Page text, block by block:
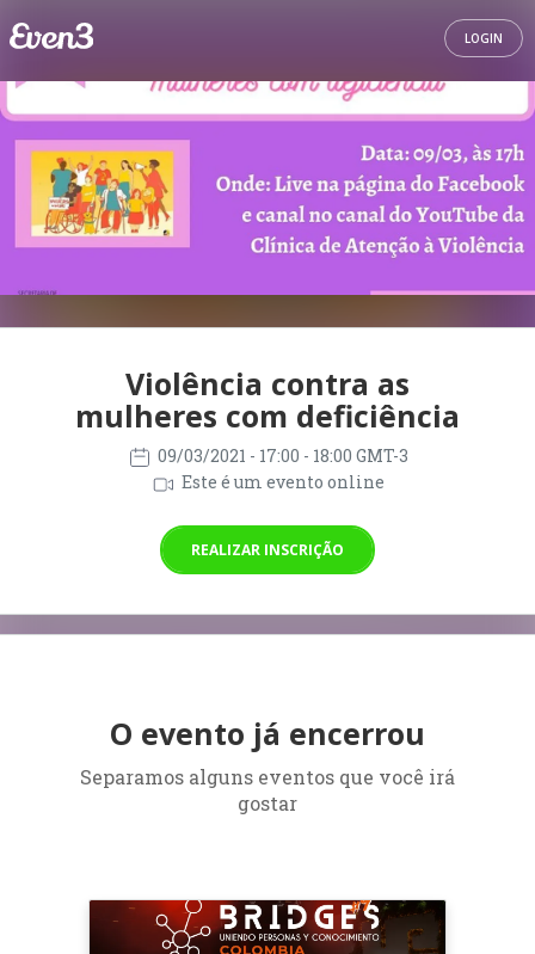
LOGIN
Violência contra as
mulheres com deficiência
09/03/2021 - 17:00 - 18:00 GMT-3
Este é um evento online
REALIZAR INSCRIÇÃO
O evento já encerrou
Separamos alguns eventos que você irá
gostar